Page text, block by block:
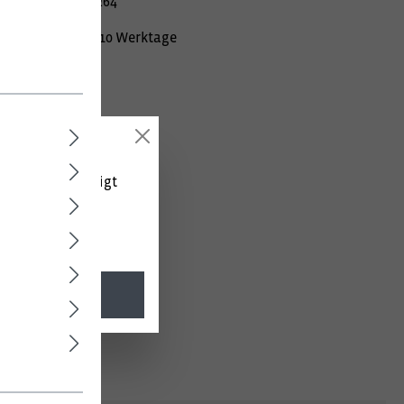
Lieferzeit ca. 10 Werktage
(netto) angezeigt